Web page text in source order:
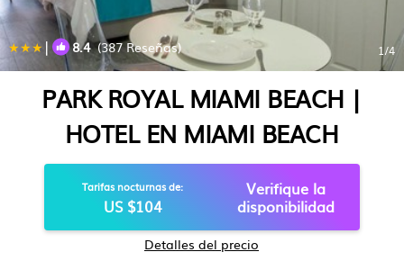
| 8.4(387 Reseñas) 1/4
PARK ROYAL MIAMI BEACH |
HOTEL EN MIAMI BEACH
Tarifas nocturnas de:
US $104
Verifique la
disponibilidad
Detalles del precio